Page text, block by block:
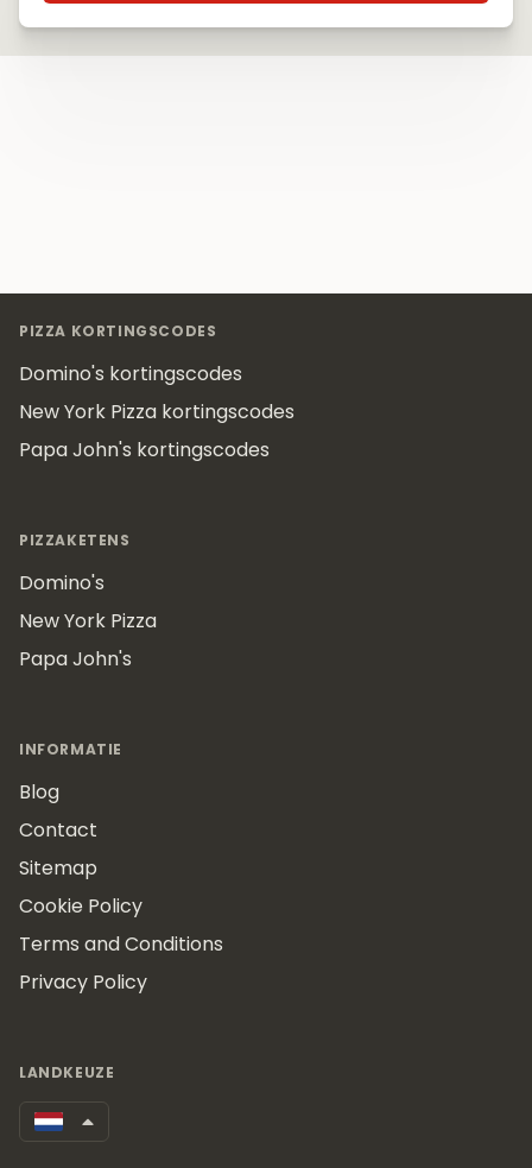
PIZZA KORTINGSCODES
Domino's kortingscodes
New York Pizza kortingscodes
Papa John's kortingscodes
PIZZAKETENS
Domino's
New York Pizza
Papa John's
INFORMATIE
Blog
Contact
Sitemap
Cookie Policy
Terms and Conditions
Privacy Policy
LANDKEUZE